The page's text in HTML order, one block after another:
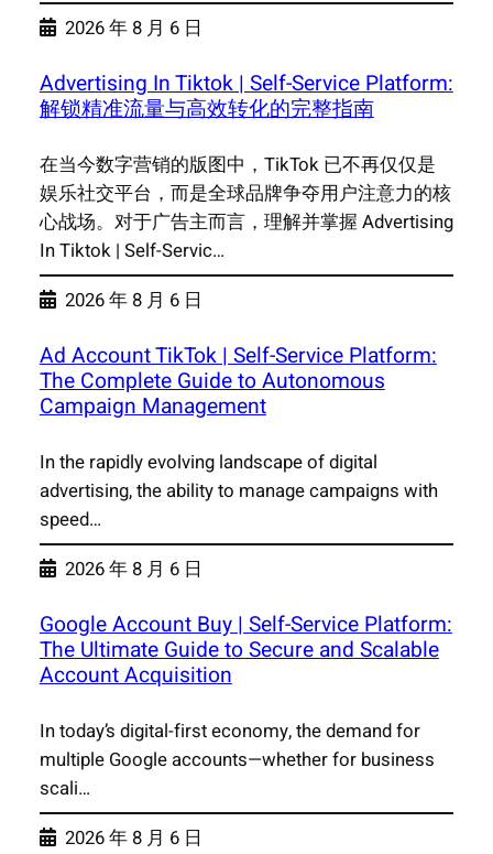
2026 年 8 月 6 日
Advertising In Tiktok | Self-Service Platform:
解锁精准流量与高效转化的完整指南
在当今数字营销的版图中，TikTok 已不再仅仅是
娱乐社交平台，而是全球品牌争夺用户注意力的核
心战场。对于广告主而言，理解并掌握 Advertising
In Tiktok | Self-Servic…
2026 年 8 月 6 日
Ad Account TikTok | Self-Service Platform:
The Complete Guide to Autonomous
Campaign Management
In the rapidly evolving landscape of digital
advertising, the ability to manage campaigns with
speed…
2026 年 8 月 6 日
Google Account Buy | Self-Service Platform:
The Ultimate Guide to Secure and Scalable
Account Acquisition
In today’s digital-first economy, the demand for
multiple Google accounts—whether for business
scali…
2026 年 8 月 6 日